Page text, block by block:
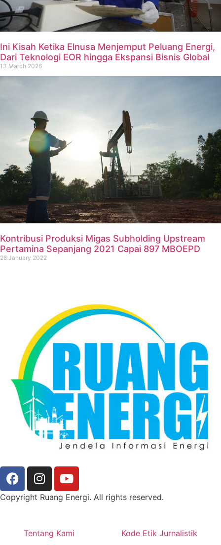
Ini Kisah Ketika Elnusa Menjemput Peluang Energi,
Dari Teknologi EOR hingga Ekspansi Bisnis Global
13 March 2026
Kontribusi Produksi Migas Subholding Upstream
Pertamina Sepanjang 2021 Capai 897 MBOEPD
28 January 2022
Copyright Ruang Energi. All rights reserved.
Tentang Kami Kode Etik Jurnalistik